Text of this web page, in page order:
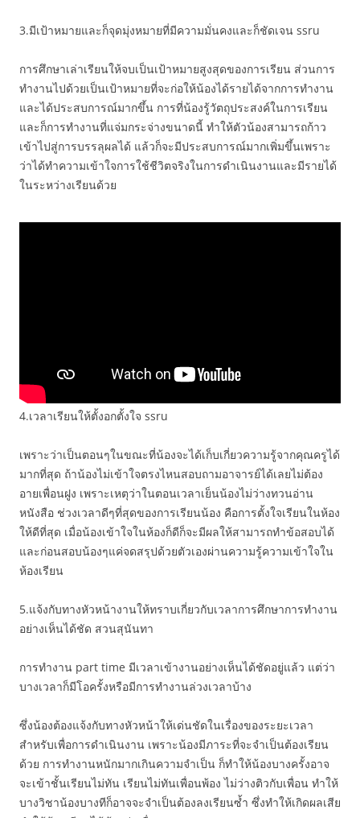
3.มีเป้าหมายและก็จุดมุ่งหมายที่มีความมั่นคงและก็ชัดเจน ssru
การศึกษาเล่าเรียนให้จบเป็นเป้าหมายสูงสุดของการเรียน ส่วนการ
ทำงานไปด้วยเป็นเป้าหมายที่จะก่อให้น้องได้รายได้จากการทำงาน
และได้ประสบการณ์มากขึ้น การที่น้องรู้วัตถุประสงค์ในการเรียน
และก็การทำงานที่แจ่มกระจ่างขนาดนี้ ทำให้ตัวน้องสามารถก้าว
เข้าไปสู่การบรรลุผลได้ แล้วก็จะมีประสบการณ์มากเพิ่มขึ้นเพราะ
ว่าได้ทำความเข้าใจการใช้ชีวิตจริงในการดำเนินงานและมีรายได้
ในระหว่างเรียนด้วย
4.เวลาเรียนให้ตั้งอกตั้งใจ ssru
เพราะว่าเป็นตอนๆในขณะที่น้องจะได้เก็บเกี่ยวความรู้จากคุณครูได้
มากที่สุด ถ้าน้องไม่เข้าใจตรงไหนสอบถามอาจารย์ได้เลยไม่ต้อง
อายเพื่อนฝูง เพราะเหตุว่าในตอนเวลาเย็นน้องไม่ว่างทวนอ่าน
หนังสือ ช่วงเวลาดีๆที่สุดของการเรียนน้อง คือการตั้งใจเรียนในห้อง
ให้ดีที่สุด เมื่อน้องเข้าใจในห้องก็ดีก็จะมีผลให้สามารถทำข้อสอบได้
และก่อนสอบน้องๆแค่จดสรุปด้วยตัวเองผ่านความรู้ความเข้าใจใน
ห้องเรียน
5.แจ้งกับทางหัวหน้างานให้ทราบเกี่ยวกับเวลาการศึกษาการทำงาน
อย่างเห็นได้ชัด สวนสุนันทา
การทำงาน part time มีเวลาเข้างานอย่างเห็นได้ชัดอยู่แล้ว แต่ว่า
บางเวลาก็มีโอครั้งหรือมีการทำงานล่วงเวลาบ้าง
ซึ่งน้องต้องแจ้งกับทางหัวหน้าให้เด่นชัดในเรื่องของระยะเวลา
สำหรับเพื่อการดำเนินงาน เพราะน้องมีภาระที่จะจำเป็นต้องเรียน
ด้วย การทำงานหนักมากเกินความจำเป็น ก็ทำให้น้องบางครั้งอาจ
จะเข้าชั้นเรียนไม่ทัน เรียนไม่ทันเพื่อนพ้อง ไม่ว่างติวกับเพื่อน ทำให้
บางวิชาน้องบางทีก็อาจจะจำเป็นต้องลงเรียนซ้ำ ซึ่งทำให้เกิดผลเสีย